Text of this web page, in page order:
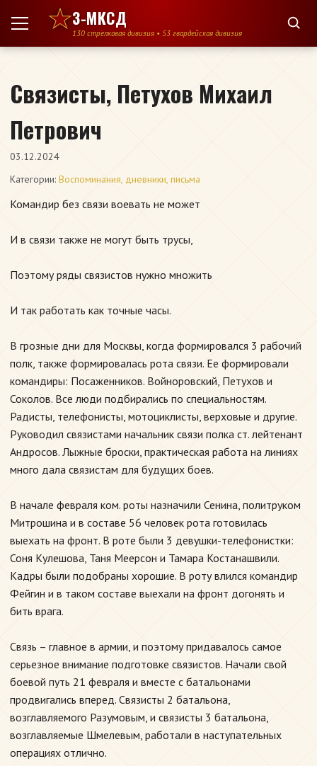
Перейти к содержимому
3-МКСД
130 стрелковая дивизия • 53 гвардейская дивизия
Связисты, Петухов Михаил
Петрович
03.12.2024
Категории: Воспоминания, дневники, письма
Командир без связи воевать не может
И в связи также не могут быть трусы,
Поэтому ряды связистов нужно множить
И так работать как точные часы.
В грозные дни для Москвы, когда формировался 3 рабочий
полк, также формировалась рота связи. Ее формировали
командиры: Посаженников. Войноровский, Петухов и
Соколов. Все люди подбирались по специальностям.
Радисты, телефонисты, мотоциклисты, верховые и другие.
Руководил связистами начальник связи полка ст. лейтенант
Андросов. Лыжные броски, практическая работа на линиях
много дала связистам для будущих боев.
В начале февраля ком. роты назначили Сенина, политруком
Митрошина и в составе 56 человек рота готовилась
выехать на фронт. В роте были 3 девушки-телефонистки:
Соня Кулешова, Таня Меерсон и Тамара Костанашвили.
Кадры были подобраны хорошие. В роту влился командир
Фейгин и в таком составе выехали на фронт догонять и
бить врага.
Связь – главное в армии, и поэтому придавалось самое
серьезное внимание подготовке связистов. Начали свой
боевой путь 21 февраля и вместе с батальонами
продвигались вперед. Связисты 2 батальона,
возглавляемого Разумовым, и связисты 3 батальона,
возглавляемые Шмелевым, работали в наступательных
операциях отлично.